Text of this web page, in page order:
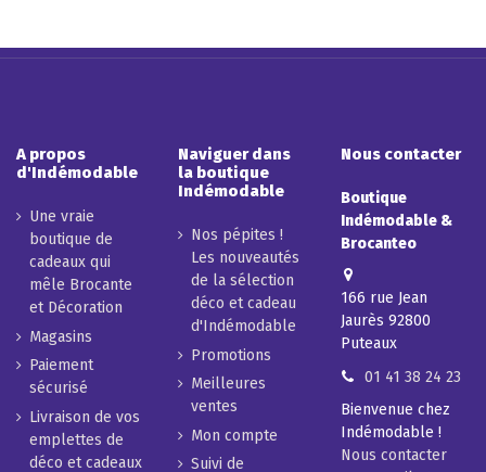
A propos
d'Indémodable
Une vraie
boutique de
cadeaux qui
mêle Brocante
et Décoration
Magasins
Paiement
sécurisé
Livraison de vos
emplettes de
déco et cadeaux
Naviguer dans
la boutique
Indémodable
Nos pépites !
Les nouveautés
de la sélection
déco et cadeau
d'Indémodable
Promotions
Meilleures
ventes
Mon compte
Suivi de
Nous contacter
Boutique
Indémodable &
Brocanteo
166 rue Jean
Jaurès 92800
Puteaux
01 41 38 24 23
Bienvenue chez
Indémodable !
Nous contacter